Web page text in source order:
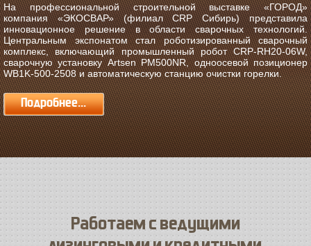
На профессиональной строительной выставке «ГОРОД»
компания «ЭКОСВАР» (филиал CRP Сибирь) представила
инновационное решение в области сварочных технологий.
Центральным экспонатом стал роботизированный сварочный
комплекс, включающий промышленный робот CRP-RH20-06W,
сварочную установку Artsen PM500NR, одноосевой позиционер
WB1K-500-2508 и автоматическую станцию очистки горелки.
Подробнее...
Работаем с ведущими